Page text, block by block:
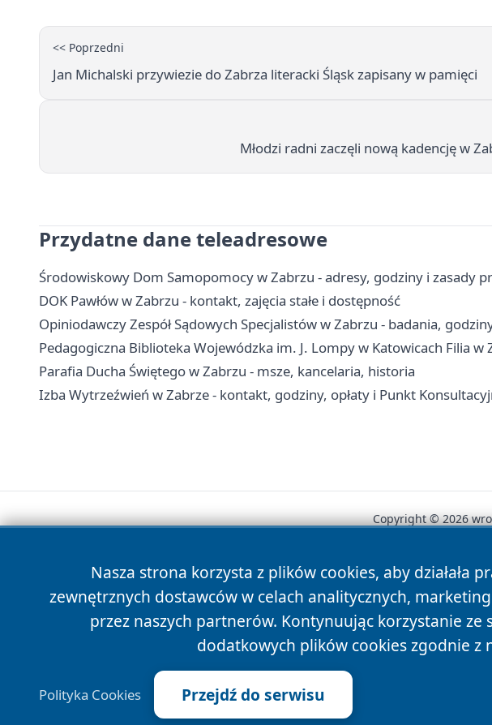
<< Poprzedni
Jan Michalski przywiezie do Zabrza literacki Śląsk zapisany w pamięci
Młodzi radni zaczęli nową kadencję w
Przydatne dane teleadresowe
Środowiskowy Dom Samopomocy w Zabrzu - adresy, godziny i zasady
DOK Pawłów w Zabrzu - kontakt, zajęcia stałe i dostępność
Opiniodawczy Zespół Sądowych Specjalistów w Zabrzu - badania,
Pedagogiczna Biblioteka Wojewódzka im. J. Lompy w Katowicach Filia w
Parafia Ducha Świętego w Zabrzu - msze, kancelaria, historia
Izba Wytrzeźwień w Zabrze - kontakt, godziny, opłaty i Punkt
Nasza strona korzysta z plików cookies, aby
zewnętrznych dostawców w celach analitycznych,
przez naszych partnerów. Kontynuując korzystanie
dodatkowych plików cookies zgodnie z
Polityka Cookies Przejdź do serwisu
Copyright © 2026
News Autorzy